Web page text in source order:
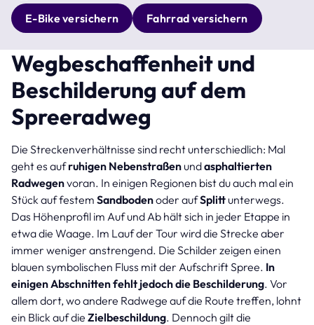
E-Bike versichern Fahrrad versichern
Wegbeschaffenheit und
Beschilderung auf dem
Spreeradweg
Die Streckenverhältnisse sind recht unterschiedlich: Mal
geht es aufruhigen Nebenstraßen undasphaltierten
Radwegenvoran. In einigen Regionen bist du auch mal ein
Stück auf festem Sandbodenoder aufSplitt unterwegs.
Das Höhenprofil im Auf und Ab hält sich in jeder Etappe in
etwa die Waage. Im Lauf der Tour wird die Strecke aber
immer weniger anstrengend. Die Schilder zeigen einen
blauen symbolischen Fluss mit der Aufschrift Spree. In
einigen Abschnitten fehlt jedoch die Beschilderung. Vor
allem dort, wo andere Radwege auf die Route treffen, lohnt
ein Blick auf die Zielbeschildung. Dennoch gilt die